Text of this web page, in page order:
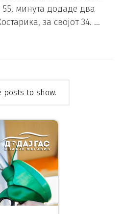
55. минута додаде два
за својот 34. …
posts to show.